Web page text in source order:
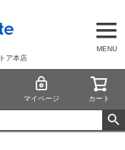
MENU
ア本店
マイページ カート